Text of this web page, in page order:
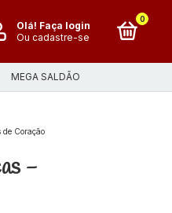
Olá! Faça login
Ou cadastre-se
0
MEGA SALDÃO
de Coração
-